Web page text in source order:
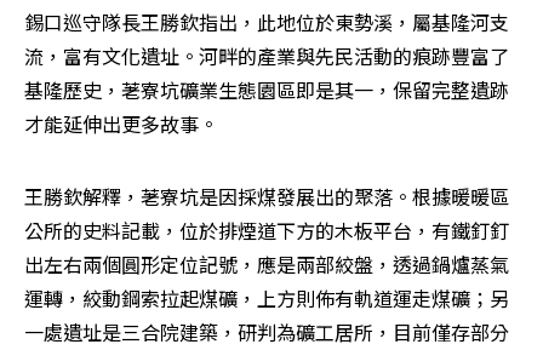
錫口巡守隊長王勝欽指出，此地位於東勢溪，屬基隆河支
流，富有文化遺址。河畔的產業與先民活動的痕跡豐富了
基隆歷史，荖寮坑礦業生態園區即是其一，保留完整遺跡
才能延伸出更多故事。
王勝欽解釋，荖寮坑是因採煤發展出的聚落。根據暖暖區
公所的史料記載，位於排煙道下方的木板平台，有鐵釘釘
出左右兩個圓形定位記號，應是兩部絞盤，透過鍋爐蒸氣
運轉，絞動鋼索拉起煤礦，上方則佈有軌道運走煤礦；另
一處遺址是三合院建築，研判為礦工居所，目前僅存部分